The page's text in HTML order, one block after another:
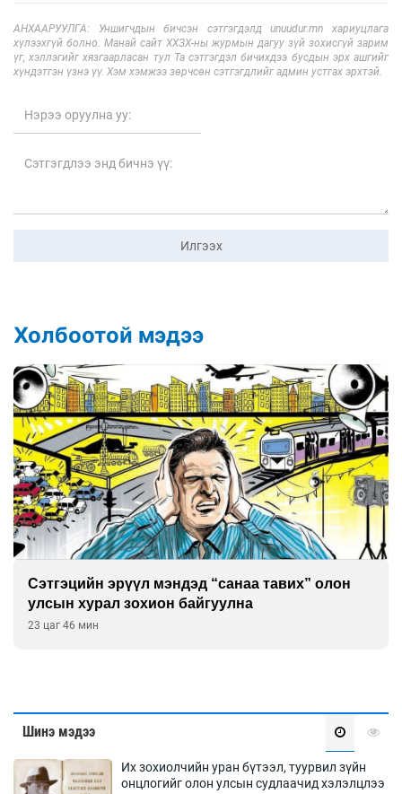
АНХААРУУЛГА: Уншигчдын бичсэн сэтгэгдэлд unuudur.mn хариуцлага
хүлээхгүй болно. Манай сайт ХХЗХ-ны журмын дагуу зүй зохисгүй зарим
үг, хэллэгийг хязгаарласан тул Та сэтгэгдэл бичихдээ бусдын эрх ашгийг
хүндэтгэн үзнэ үү. Хэм хэмжээ зөрчсөн сэтгэгдлийг админ устгах эрхтэй.
Илгээх
Холбоотой мэдээ
Сэтгэцийн эрүүл мэндэд “санаа тавих” олон
улсын хурал зохион байгуулна
23 цаг 46 мин
Шинэ мэдээ
Их зохиолчийн уран бүтээл, туурвил зүйн
онцлогийг олон улсын судлаачид хэлэлцлээ